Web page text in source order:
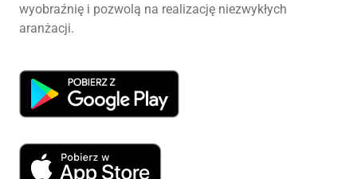
wyobraźnię i pozwolą na realizację niezwykłych
aranżacji.